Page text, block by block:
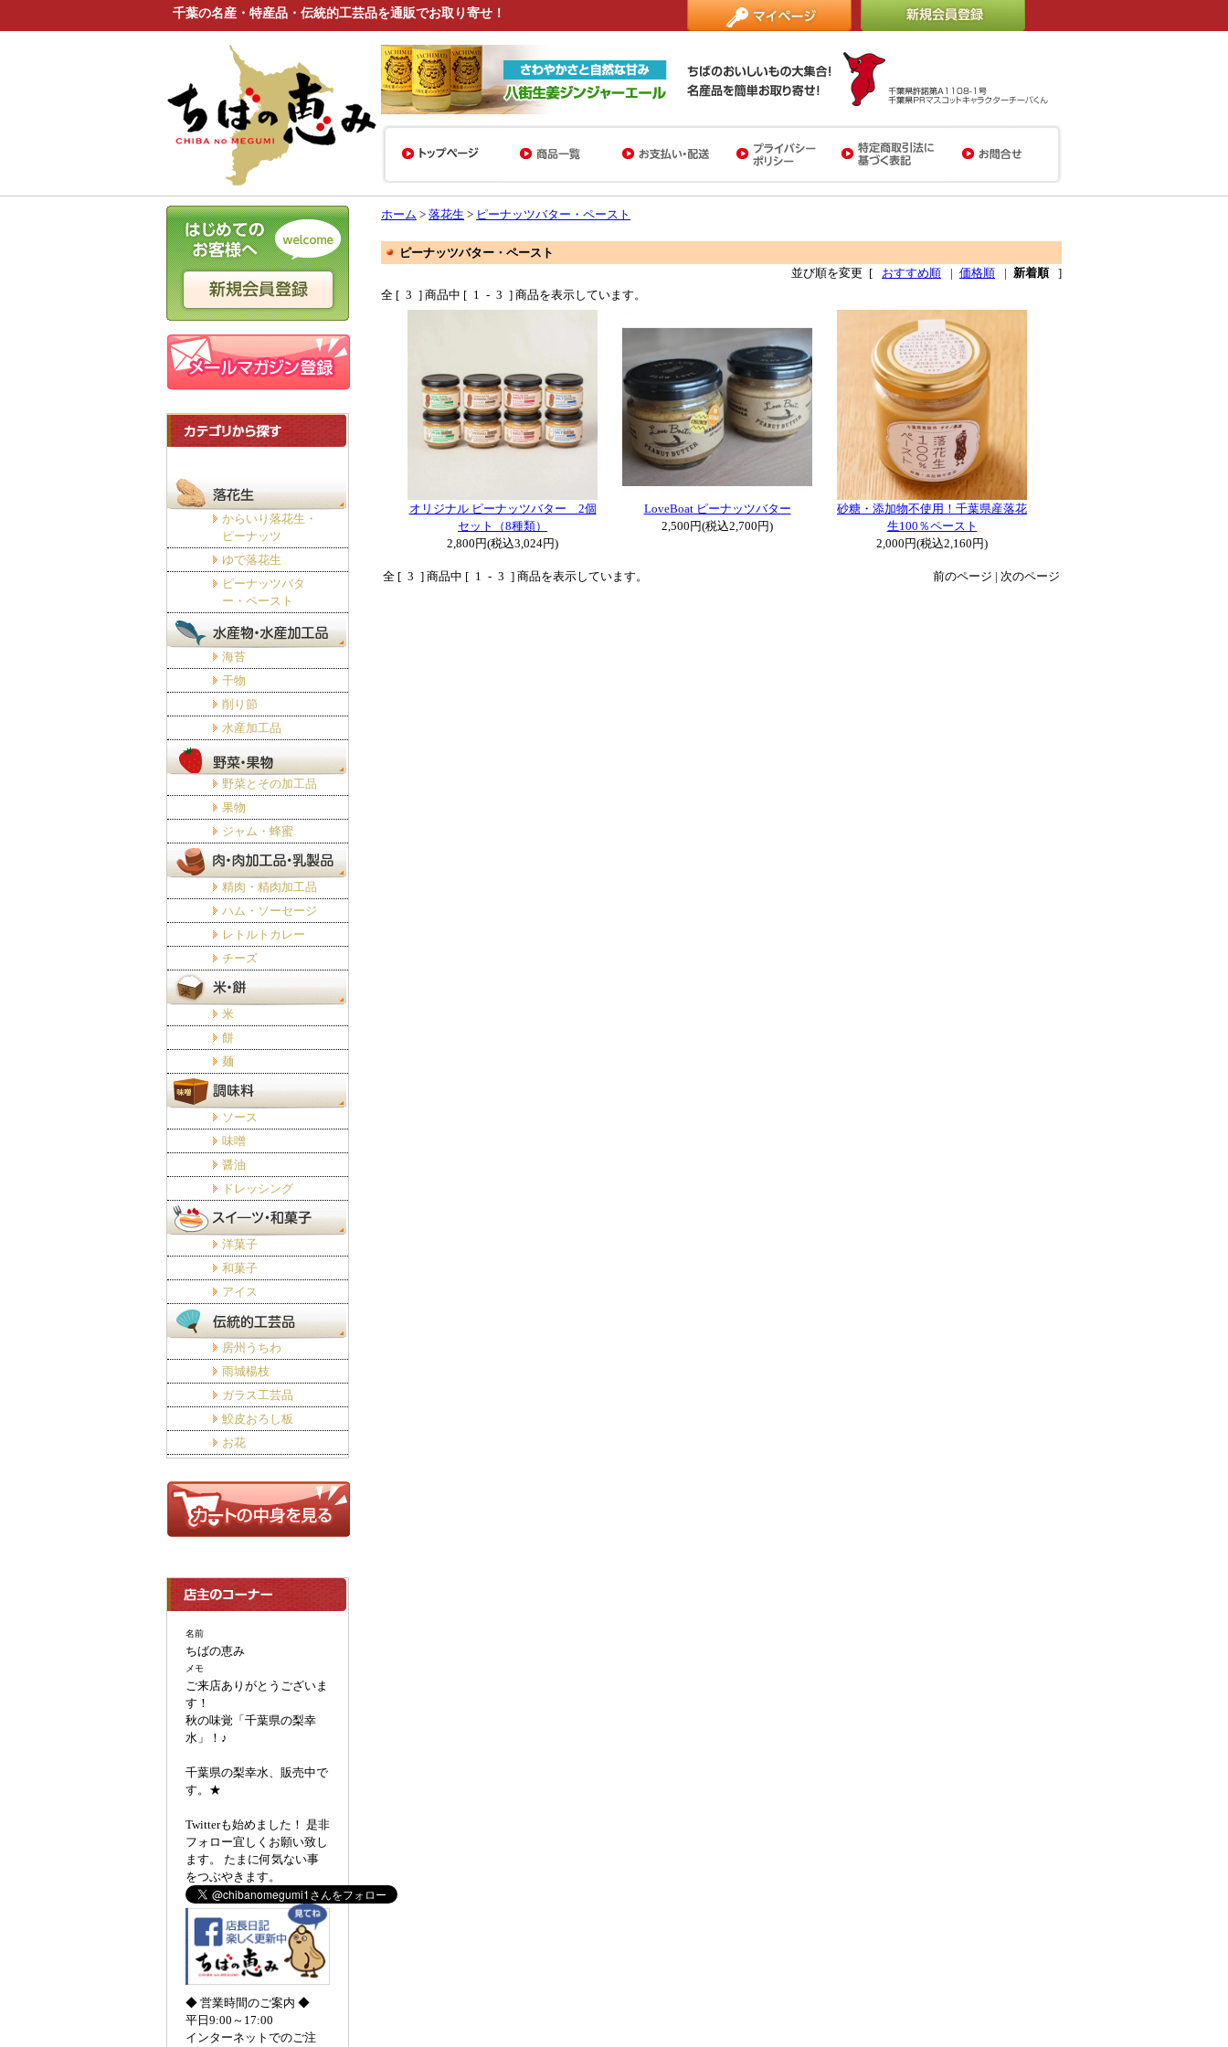
千葉の名産・特産品・伝統的工芸品を通販でお取り寄せ！
からいり落花生・
ピーナッツ
ゆで落花生
ピーナッツバタ
ー・ペースト
海苔
干物
削り節
水産加工品
野菜とその加工品
果物
ジャム・蜂蜜
精肉・精肉加工品
ハム・ソーセージ
レトルトカレー
チーズ
米
餅
麺
ソース
味噌
醤油
ドレッシング
洋菓子
和菓子
アイス
房州うちわ
雨城楊枝
ガラス工芸品
鮫皮おろし板
お花
名前
ちばの恵み
メモ
ご来店ありがとうございま
す！
秋の味覚「千葉県の梨幸
水」！♪
千葉県の梨幸水、販売中で
す。★
Twitterも始めました！ 是非
フォロー宜しくお願い致し
ます。 たまに何気ない事
をつぶやきます。
◆ 営業時間のご案内 ◆
平日9:00～17:00
インターネットでのご注
ホーム > 落花生 > ピーナッツバター・ペースト
ピーナッツバター・ペースト
並び順を変更 [ おすすめ順 | 価格順 | 新着順
]
全 [ 3 ] 商品中 [ 1 - 3 ] 商品を表示しています。
オリジナル ピーナッツバター 2個
セット（8種類）
2,800円(税込3,024円)
LoveBoat ピーナッツバター
2,500円(税込2,700円)
砂糖・添加物不使用！千葉県産落花
生100％ペースト
2,000円(税込2,160円)
全 [ 3 ] 商品中 [ 1 - 3 ] 商品を表示しています。 前のページ | 次のページ